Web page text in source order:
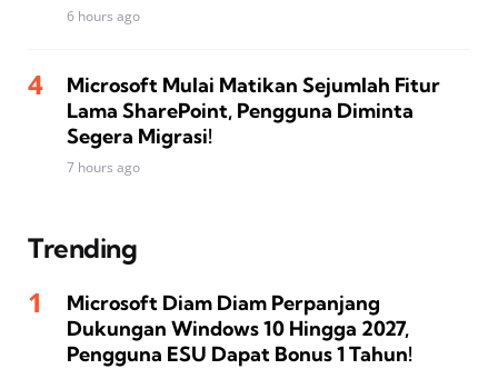
6 hours ago
Microsoft Mulai Matikan Sejumlah Fitur
Lama SharePoint, Pengguna Diminta
Segera Migrasi!
7 hours ago
Trending
Microsoft Diam Diam Perpanjang
Dukungan Windows 10 Hingga 2027,
Pengguna ESU Dapat Bonus 1 Tahun!